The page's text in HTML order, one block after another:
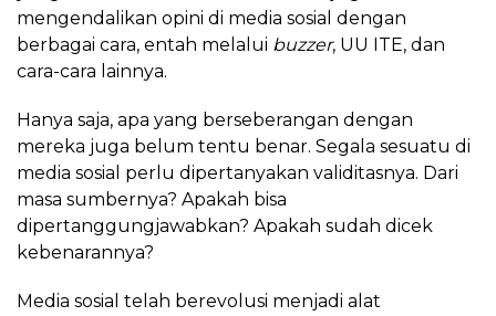
mengendalikan opini di media sosial dengan
berbagai cara, entah melalui buzzer, UU ITE, dan
cara-cara lainnya.
Hanya saja, apa yang berseberangan dengan
mereka juga belum tentu benar. Segala sesuatu di
media sosial perlu dipertanyakan validitasnya. Dari
masa sumbernya? Apakah bisa
dipertanggungjawabkan? Apakah sudah dicek
kebenarannya?
Media sosial telah berevolusi menjadi alat